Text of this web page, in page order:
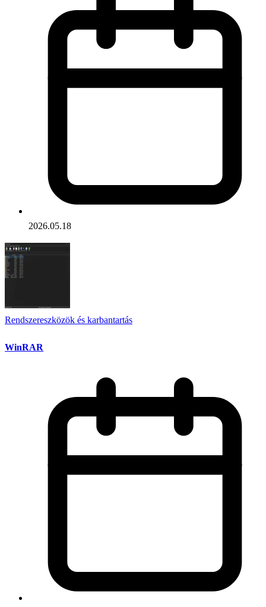
2026.05.18
Rendszereszközök és karbantartás
WinRAR